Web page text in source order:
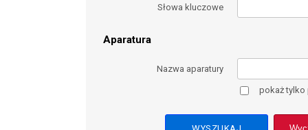
Słowa kluczowe
Aparatura
Nazwa aparatury
pokaż tylko